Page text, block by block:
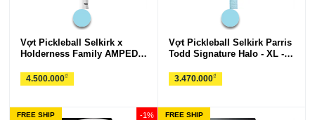
Vợt Pickleball Selkirk x
Holderness Family AMPED
4.500.000₫
Vợt Pickleball Selkirk Parris
Todd Signature Halo - XL -
3.470.000₫
FREE SHIP -1% FREE SHIP